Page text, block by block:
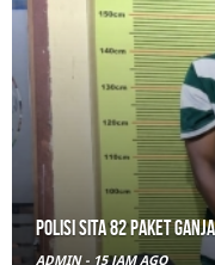
RPL Prodi HTN UIN
hingga Wali Nagari
ADMIN - 1 HARI AGO